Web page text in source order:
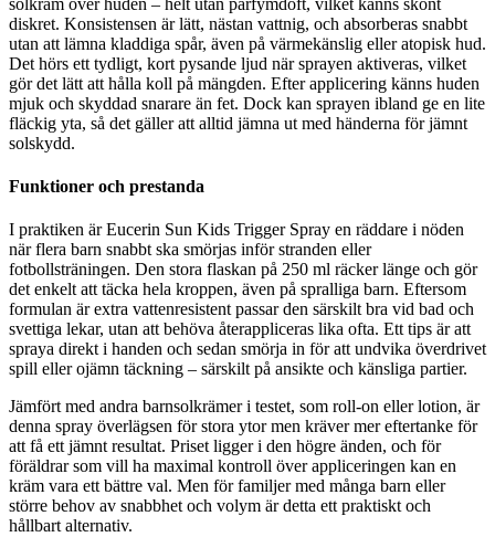
diskret. Konsistensen är lätt, nästan vattnig, och absorberas snabbt
utan att lämna kladdiga spår, även på värmekänslig eller atopisk hud.
Det hörs ett tydligt, kort pysande ljud när sprayen aktiveras, vilket
gör det lätt att hålla koll på mängden. Efter applicering känns huden
mjuk och skyddad snarare än fet. Dock kan sprayen ibland ge en lite
fläckig yta, så det gäller att alltid jämna ut med händerna för jämnt
solskydd.
Funktioner och prestanda
I praktiken är Eucerin Sun Kids Trigger Spray en räddare i nöden
när flera barn snabbt ska smörjas inför stranden eller
fotbollsträningen. Den stora flaskan på 250 ml räcker länge och gör
det enkelt att täcka hela kroppen, även på spralliga barn. Eftersom
formulan är extra vattenresistent passar den särskilt bra vid bad och
svettiga lekar, utan att behöva återappliceras lika ofta. Ett tips är att
spraya direkt i handen och sedan smörja in för att undvika överdrivet
spill eller ojämn täckning – särskilt på ansikte och känsliga partier.
Jämfört med andra barnsolkrämer i testet, som roll-on eller lotion, är
denna spray överlägsen för stora ytor men kräver mer eftertanke för
att få ett jämnt resultat. Priset ligger i den högre änden, och för
föräldrar som vill ha maximal kontroll över appliceringen kan en
kräm vara ett bättre val. Men för familjer med många barn eller
större behov av snabbhet och volym är detta ett praktiskt och
hållbart alternativ.